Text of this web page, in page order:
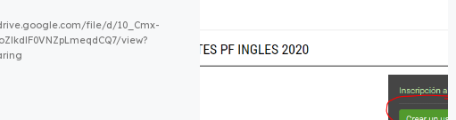
file/d/10_Cmx-
view?